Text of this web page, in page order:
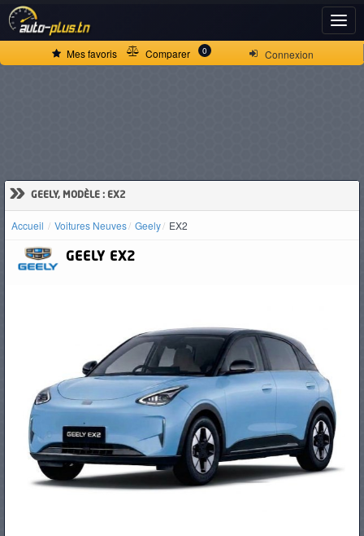
Connexion
Mes favoris Comparer 0
» GEELY, MODÈLE : EX2
Accueil Voitures Neuves Geely EX2
GEELY EX2
ACCUEIL
D'OCCASION
PNEUS